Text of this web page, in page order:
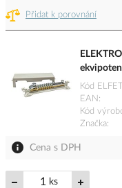
Přidat k porovnání
Kód
EAN
Kód
Značka
Cena s DPH
ks